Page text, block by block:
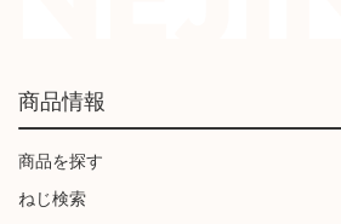
商品情報
商品を探す
ねじ検索